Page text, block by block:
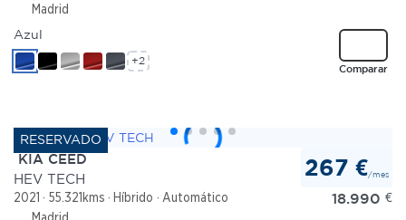
Madrid
Comparar
Azul
+2
KIA CEED
HEV TECH
2021 55.321kms Híbrido
Automático
267 €/mes
18.990 €